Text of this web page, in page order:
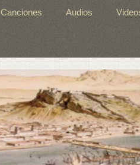
Canciones Audios